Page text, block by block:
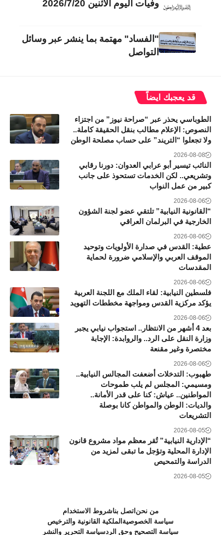
وفيات اليوم الاثنين 2026/7/20
"الفساد" مهتمة بما ينشر عبر وسائل
التواصل
قد يعجبك ايضاً
الطوباسي يحذر عبر “صراحة نيوز” من اجتزاء
النصوص: الإعلام مطالب بنقل الحقيقة كاملة..
ولا تجعلوا “التريند” على حساب مصلحة الوطن
2026-08-08
النائب تيسير أبو عرابي العدوان: دورنا رقابي
وتشريعي.. لكن الخدمات تستحوذ على جانب
كبير من عمل النواب
2026-08-06
“القانونية النيابية” تلتقي عضو لجنة الشؤون
الخارجية في البرلمان العراقي
2026-08-06
عطية: القدس في صدارة الأولويات وتوحيد
الموقف العربي والإسلامي ضرورة لحماية
المقدسات
2026-08-06
فلسطين النيابية: لقاء الملك مع اللجنة العربية
يؤكد مركزية القدس ومواجهة مخططات التهويد
2026-08-06
بعد 4 أشهر من الانتظار.. استجواب نيابي يجبر
وزارة النقل على الرد.. والروابدة: الإجابة
مختصرة وغير مقنعة
2026-08-06
طهبوب: التدخلات أضعفت المجالس النيابية..
ومسيمي: المجلس لم يلب طموحات
المواطنين.. عياش: كنا على قدر الأمانة..
والديات: الوطن والمواطن كانا بوصلة
التشريعات
2026-08-05
“الإدارية النيابية” تُقر معظم مواد مشروع قانون
الإدارة المحلية وتؤجل ما تبقى لمزيد من
الدراسة والتمحيص
2026-08-05
من نحن اتصل بناشروط الاستخدام
سياسة الخصوصية الملكية القانونية والترخيص
سياسة التصحيح وحق الردسياسة التحرير والنشر